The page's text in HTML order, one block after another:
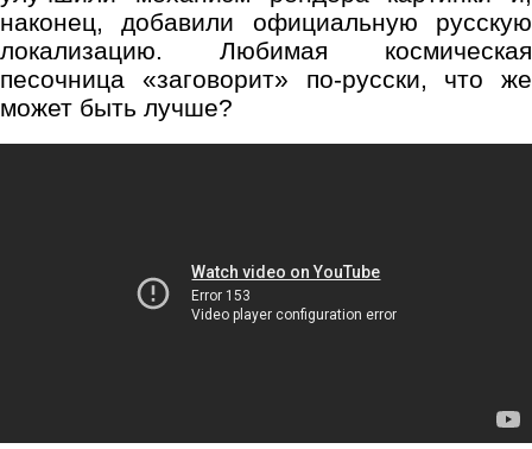
наконец, добавили официальную русскую
локализацию. Любимая космическая
песочница «заговорит» по-русски, что же
может быть лучше?